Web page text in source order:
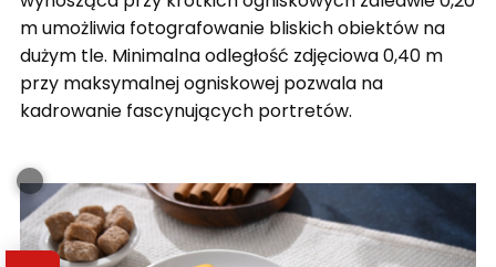
m umożliwia fotografowanie bliskich obiektów na
dużym tle. Minimalna odległość zdjęciowa 0,40 m
przy maksymalnej ogniskowej pozwala na
kadrowanie fascynujących portretów.